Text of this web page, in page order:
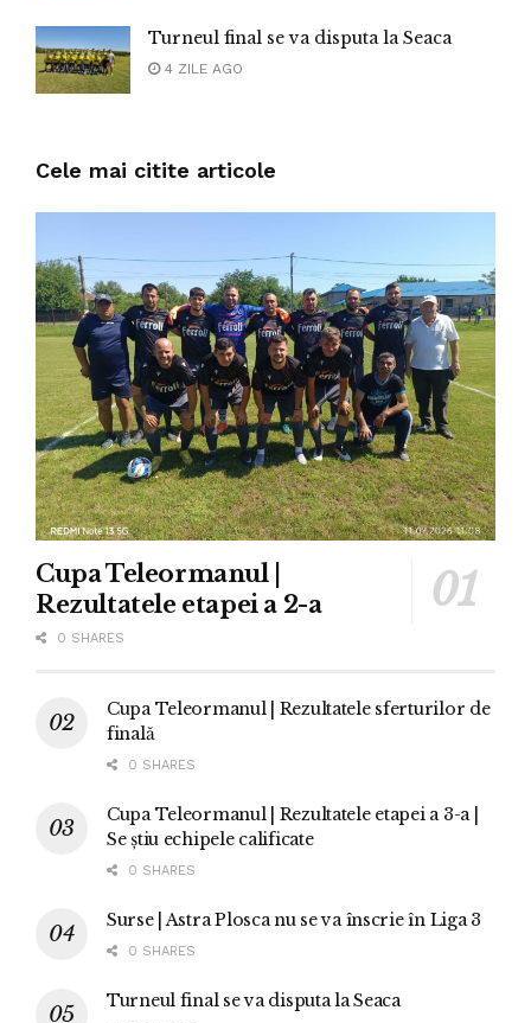
Turneul final se va disputa la Seaca
4 ZILE AGO
Cele mai citite articole
Cupa Teleormanul |
Rezultatele etapei a 2-a
0 SHARES
Cupa Teleormanul | Rezultatele sferturilor de
finală
0 SHARES
Cupa Teleormanul | Rezultatele etapei a 3-a |
Se știu echipele calificate
0 SHARES
Surse | Astra Plosca nu se va înscrie în Liga 3
0 SHARES
Turneul final se va disputa la Seaca